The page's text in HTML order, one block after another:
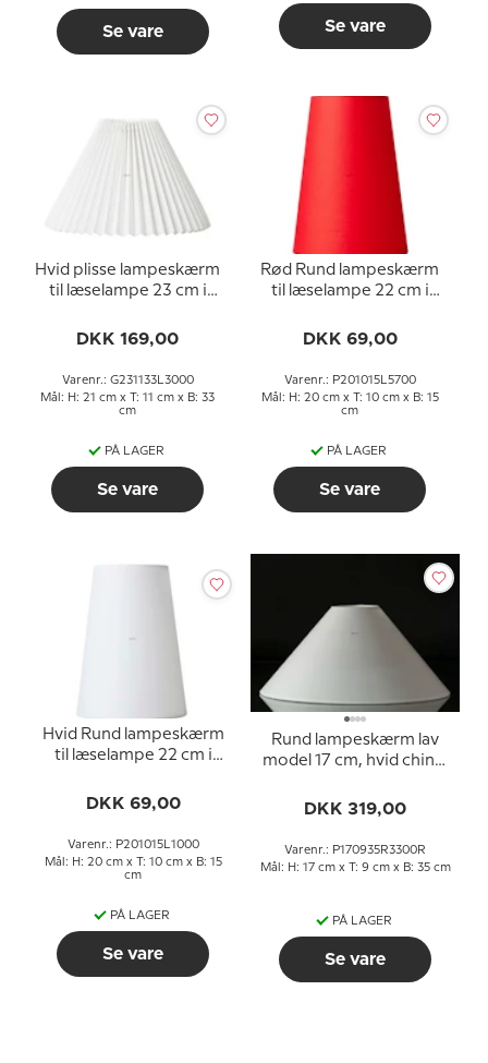
Se vare Se vare
Hvid plisse lampeskærm
til læselampe 23 cm i
med gevind og
DKK 169,00
Varenr.: G231133L3000
Mål: H: 21 cm x T: 11 cm x B: 33
cm
PÅ LAGER
Se vare
Rød Rund lampeskærm
til læselampe 22 cm i
med gevind og
DKK 69,00
Varenr.: P201015L5700
Mål: H: 20 cm x T: 10 cm x B: 15
cm
PÅ LAGER
Se vare
Hvid Rund lampeskærm
til læselampe 22 cm i
med gevind og
DKK 69,00
Varenr.: P201015L1000
Mål: H: 20 cm x T: 10 cm x B: 15
cm
PÅ LAGER
Se vare
Rund lampeskærm lav
model 17 cm, hvid chintz
Holmegaard lille Napoli,
fatning
DKK 319,00
Varenr.: P170935R3300R
Mål: H: 17 cm x T: 9 cm x B: 35 cm
PÅ LAGER
Se vare